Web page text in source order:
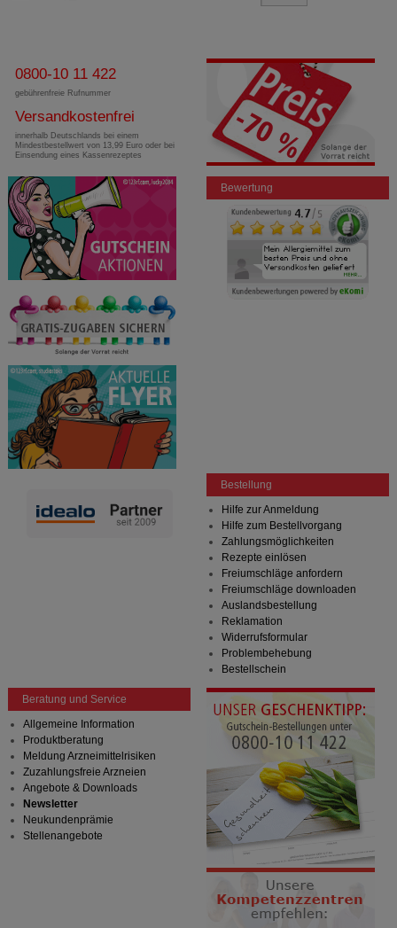
0800-10 11 422
gebührenfreie Rufnummer
Versandkostenfrei
innerhalb Deutschlands bei einem
Mindestbestellwert von 13,99 Euro oder bei
Einsendung eines Kassenrezeptes
Bewertung
Bestellung
Hilfe zur Anmeldung
Hilfe zum Bestellvorgang
Zahlungsmöglichkeiten
Rezepte einlösen
Freiumschläge anfordern
Freiumschläge downloaden
Auslandsbestellung
Reklamation
Widerrufsformular
Problembehebung
Bestellschein
Beratung und Service
Allgemeine Information
Produktberatung
Meldung Arzneimittelrisiken
Zuzahlungsfreie Arzneien
Angebote & Downloads
Newsletter
Neukundenprämie
Stellenangebote